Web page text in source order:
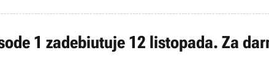
1 zadebiutuje 12 listopada. Za